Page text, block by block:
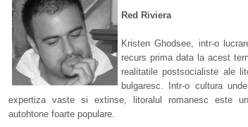
Red Riviera
Kristen Ghodsee, intr-o
recurs prima data la acest
realitatile postsocialiste ale
bulgaresc. Intr-o cultura
expertiza vaste si extinse, litoralul romanesc este
autohtone foarte populare.